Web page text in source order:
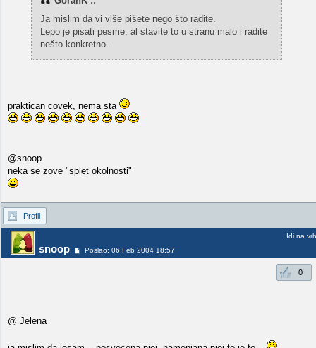
Ja mislim da vi više pišete nego što radite.
Lepo je pisati pesme, al stavite to u stranu malo i radite
nešto konkretno.
praktican covek, nema sta
@snoop
neka se zove "splet okolnosti"
Profil
snoop Poslao: 06 Feb 2004 18:57
Idi na vrh
0
@ Jelena